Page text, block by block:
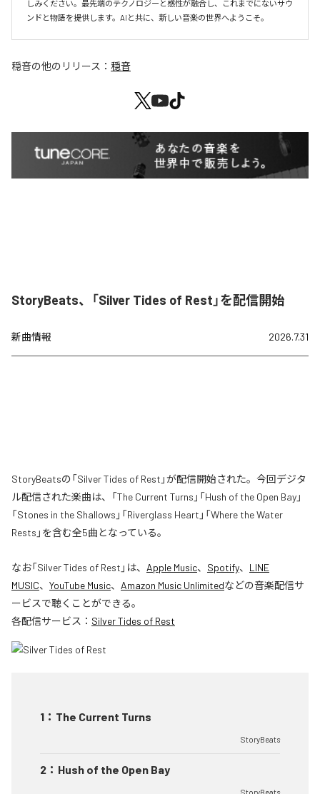
しみください。最先端のテクノロジーと感性が融合し、これまでにないサウ
ンドと物語を提供します。AIと共に、新しい音楽の世界へようこそ。
穏音の他のリリース： 穏音
StoryBeats、「Silver Tides of Rest」を配信開始
新曲情報 2026.7.31
StoryBeatsの「Silver Tides of Rest」が配信開始された。今回デジタ
ル配信された楽曲は、「The Current Turns」「Hush of the Open Bay」
「Stones in the Shallows」「Riverglass Heart」「Where the Water
Rests」を含む全5曲となっている。
なお「Silver Tides of Rest 」は、 Apple Music、 Spotify、 LINE
MUSIC、 YouTube Music、 Amazon Music Unlimitedなどの音楽配信サ
ービスで聴くことができる。
各配信サービス： Silver Tides of Rest
1 ： The Current Turns
StoryBeats
2 ： Hush of the Open Bay